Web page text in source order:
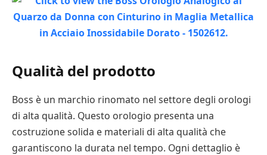
Qualità del prodotto
Boss è un marchio rinomato nel settore degli orologi
di alta qualità. Questo orologio presenta una
costruzione solida e materiali di alta qualità che
garantiscono la durata nel tempo. Ogni dettaglio è